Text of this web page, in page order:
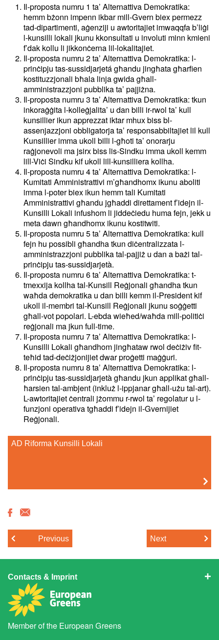
Il-proposta numru 1 ta’ Alternattiva Demokratika:
hemm bżonn impenn ikbar mill-Gvern biex permezz
tad-dipartimenti, aġenziji u awtoritajiet imwaqqfa b’liġi
l-kunsilli lokali jkunu kkonsultati u involuti minn kmieni
f’dak kollu li jikkonċerna lil-lokalitajiet.
Il-proposta numru 2 ta’ Alternattiva Demokratika: l-
prinċipju tas-sussidjarjetá għandu jingħata għarfien
kostituzzjonali bħala linja gwida għall-
amministrazzjoni pubblika ta’ pajjiżna.
Il-proposta numru 3 ta’ Alternattiva Demokratika: tkun
inkoraġġita l-kolleġjalita’ u dan billi ir-rwol ta’ kull
kunsillier ikun apprezzat iktar mhux biss bl-
assenjazzjoni obbligatorja ta’ responsabbiltajiet lil kull
Kunsillier imma ukoll billi l-għoti ta’ onorarju
raġjonevoli ma jsirx biss lis-Sindku imma ukoll kemm
lill-Viċi Sindku kif ukoll lill-kunsilliera kollha.
Il-proposta numru 4 ta’ Alternattiva Demokratika: l-
Kumitati Amministrattivi m’għandhomx ikunu aboliti
imma l-poter biex ikun hemm tali Kumitati
Amministrattivi għandu jgħaddi direttament f’idejn il-
Kunsilli Lokali infushom li jiddeċiedu huma fejn, jekk u
meta dawn għandhomx ikunu kostitwiti.
Il-proposta numru 5 ta’ Alternattiva Demokratika: kull
fejn hu possibli għandha tkun diċentralizzata l-
amministrazzjoni pubblika tal-pajjiż u dan a bażi tal-
prinċipju tas-sussidjarjetà.
Il-proposta numru 6 ta’ Alternattiva Demokratika: t-
tmexxija kollha tal-Kunsill Reġjonali għandha tkun
waħda demokratika u dan billi kemm il-President kif
ukoll il-membri tal-Kunsill Reġjonali jkunu soġġetti
għall-vot popolari. L-ebda wieħed/waħda mill-politiċi
reġjonali ma jkun full-time.
Il-proposta numru 7 ta’ Alternattiva Demokratika: l-
Kunsilli Lokali għandhom jingħataw rwol deċiżiv fit-
teħid tad-deċiżjonijiet dwar proġetti maġġuri.
Il-proposta numru 8 ta’ Alternattiva Demokratika: l-
prinċipju tas-sussidjarjetà għandu jkun applikat għall-
ħarsien tal-ambjent (inkluż l-ippjanar għall-użu tal-art).
L-awtoritajiet ċentrali jżommu r-rwol ta’ regolatur u l-
funzjoni operativa tgħaddi f’idejn il-Gvernijiet
Reġjonali.
AD Riforma Kunsilli Lokali
Previous Next
Contacts & Imprint
Member of the European Greens